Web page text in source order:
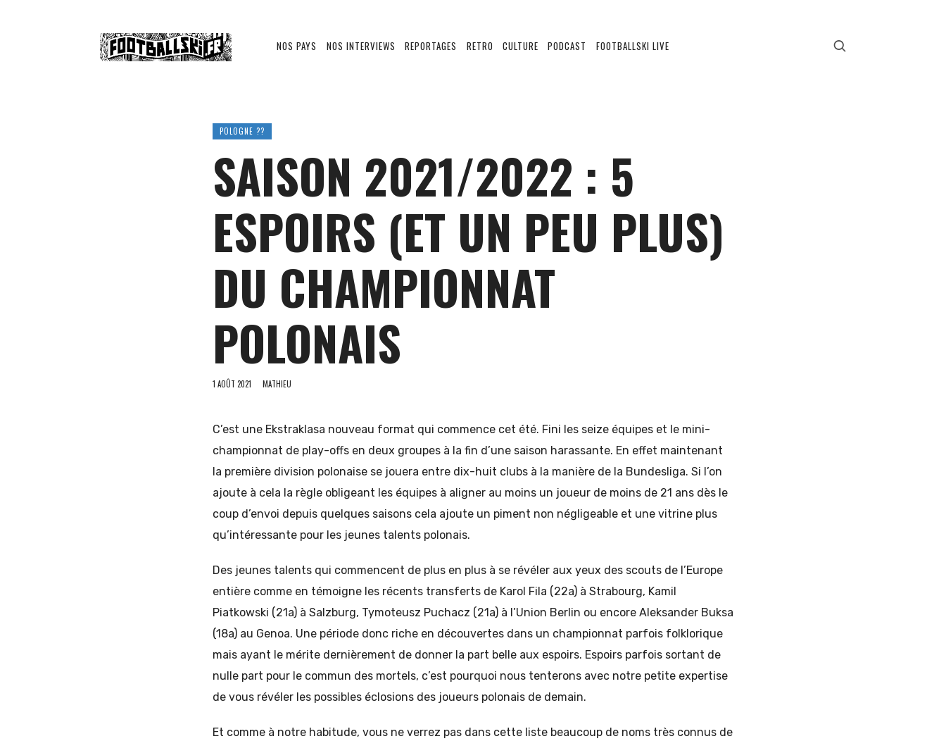
Footballski NOS PAYS NOS INTERVIEWS REPORTAGES RETRO CULTURE PODCAST FOOTBALLSKI LIVE
POLOGNE ??
SAISON 2021/2022 : 5
ESPOIRS (ET UN PEU PLUS)
DU CHAMPIONNAT
POLONAIS
1 AOÛT 2021 MATHIEU
C’est une Ekstraklasa nouveau format qui commence cet été. Fini les seize équipes et le mini-
championnat de play-offs en deux groupes à la fin d’une saison harassante. En effet maintenant
la première division polonaise se jouera entre dix-huit clubs à la manière de la Bundesliga. Si l’on
ajoute à cela la règle obligeant les équipes à aligner au moins un joueur de moins de 21 ans dès le
coup d’envoi depuis quelques saisons cela ajoute un piment non négligeable et une vitrine plus
qu’intéressante pour les jeunes talents polonais.
Des jeunes talents qui commencent de plus en plus à se révéler aux yeux des scouts de l’Europe
entière comme en témoigne les récents transferts de Karol Fila (22a) à Strabourg, Kamil
Piatkowski (21a) à Salzburg, Tymoteusz Puchacz (21a) à l’Union Berlin ou encore Aleksander Buksa
(18a) au Genoa. Une période donc riche en découvertes dans un championnat parfois folklorique
mais ayant le mérite dernièrement de donner la part belle aux espoirs. Espoirs parfois sortant de
nulle part pour le commun des mortels, c’est pourquoi nous tenterons avec notre petite expertise
de vous révéler les possibles éclosions des joueurs polonais de demain.
Et comme à notre habitude, vous ne verrez pas dans cette liste beaucoup de noms très connus de